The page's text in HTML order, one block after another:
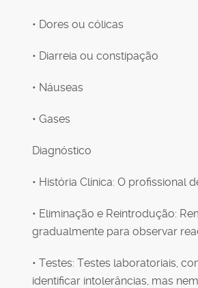
• Dores ou cólicas
• Diarreia ou constipação
• Náuseas
• Gases
Diagnóstico
• História Clínica: O profissional
• Eliminação e Reintrodução:
gradualmente para observar
• Testes: Testes laboratoriais,
identificar intolerâncias, mas